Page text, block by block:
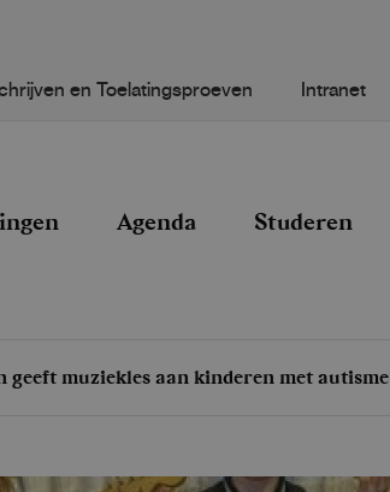
en Toelatingsproeven Intranet
Agenda Studeren
muziekles aan kinderen met autisme